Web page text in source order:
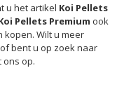
u het artikel Koi Pellets
Pellets Premium ook
kopen. Wilt u meer
of bent u op zoek naar
ons op.